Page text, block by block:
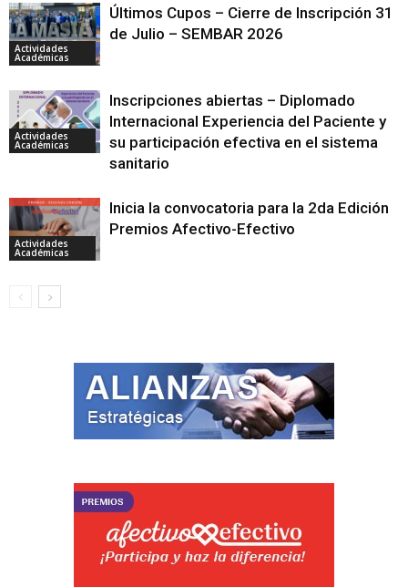
Actividades
Académicas
Últimos Cupos – Cierre de Inscripción 31
de Julio – SEMBAR 2026
Actividades
Académicas
Inscripciones abiertas – Diplomado
Internacional Experiencia del Paciente y
su participación efectiva en el sistema
sanitario
Actividades
Académicas
Inicia la convocatoria para la 2da Edición
Premios Afectivo-Efectivo